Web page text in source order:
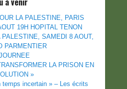
LA PALESTINE, PARIS
19H HOPITAL TENON
PALESTINE, SAMEDI 8 AOUT,
PARMENTIER
LA PRISON EN
»
temps incertain » – Les écrits